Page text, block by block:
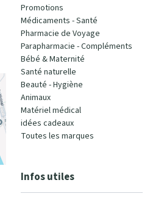
Promotions
Médicaments - Santé
Pharmacie de Voyage
Parapharmacie - Compléments
Bébé & Maternité
Santé naturelle
Beauté - Hygiène
Animaux
Matériel médical
idées cadeaux
Toutes les marques
Infos utiles